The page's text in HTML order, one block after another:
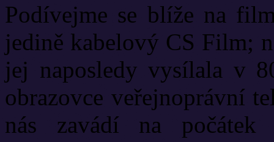
Podívejme se blíže na
jedině kabelový CS Film;
jej naposledy vysílala v
obrazovce veřejnoprávní
nás zavádí na